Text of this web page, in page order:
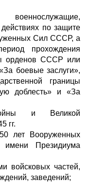
по защите
Сил СССР, а
прохождения
орденов СССР или
боевые заслуги»,
границы
доблесть» и «За
и Великой
гг.
лет Вооруженных
Президиума
войсковых частей,
заведений;